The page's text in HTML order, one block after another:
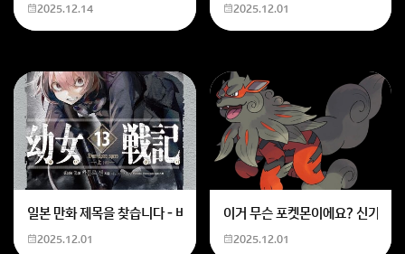
2025.12.14 2025.12.01
일본 만화 제목을 찾습니다 - 비행 마법 저격 여자 기억하기로는 위의 내
2025.12.01
이거 무슨 포켓몬이에요? 신기하
2025.12.01